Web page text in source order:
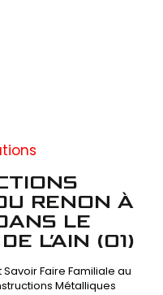
RENON À
LE
L’AIN (01)
Faire Familiale au
Métalliques